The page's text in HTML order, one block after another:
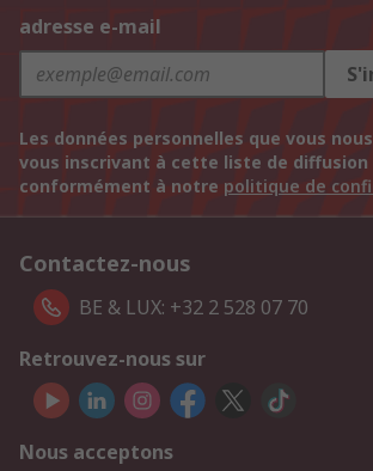
adresse e-mail
Les données personnelles que vous
vous inscrivant à cette liste de
conformément à notre politique de
Contactez-nous
BE & LUX: +32 2 528 07 70
Retrouvez-nous sur
Nous acceptons